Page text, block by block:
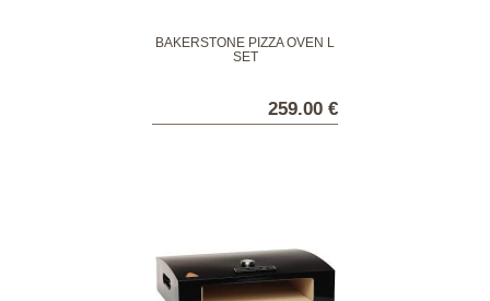
BAKERSTONE PIZZA OVEN L
SET
259.00 €